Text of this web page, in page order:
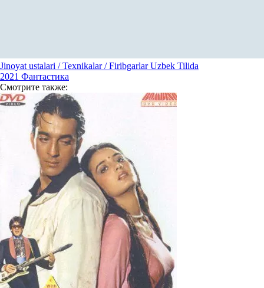
Jinoyat ustalari / Texnikalar / Firibgarlar Uzbek Tilida
2021 Фантастика
Смотрите также: